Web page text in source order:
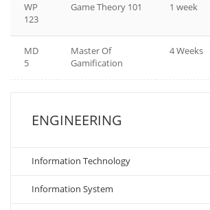
WP
123
Game Theory 101 1 week
MD
5
Master Of
Gamification
4 Weeks
ENGINEERING
Information Technology
Information System